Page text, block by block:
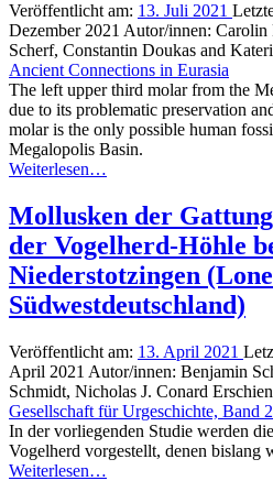
Veröffentlicht am: 13. Juli 2021
Dezember 2021 Autor/innen: Carolin
Scherf, Constantin Doukas and
Ancient Connections in Eurasia
The left upper third molar from the
due to its problematic preservation
molar is the only possible human
Megalopolis Basin.
Weiterlesen…
Mollusken der
der Vogelherd-Höhle
Niederstotzingen
Südwestdeutschland)
Veröffentlicht am: 13. April 2021
April 2021 Autor/innen: Benjamin
Schmidt, Nicholas J. Conard
Gesellschaft für Urgeschichte, Band
In der vorliegenden Studie werden
Vogelherd vorgestellt, denen bislang
Weiterlesen…